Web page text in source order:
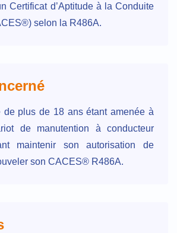
Certificat d’Aptitude à la Conduite
selon la R486A.
de plus de 18 ans étant amenée à
de manutention à conducteur
maintenir son autorisation de
son CACES® R486A.